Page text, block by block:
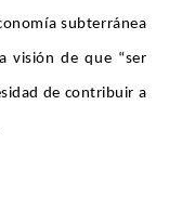
subterránea
visión de que “ser
de contribuir a